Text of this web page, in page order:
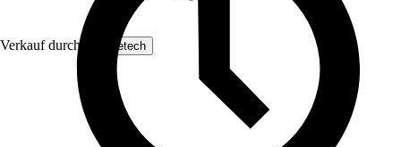
Verkauf durch: Yaheetech